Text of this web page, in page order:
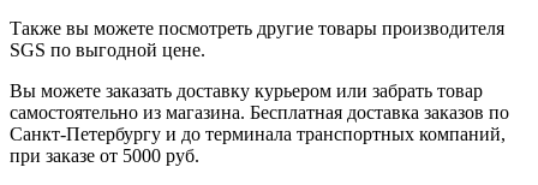
Также вы можете посмотреть другие товары производителя
SGS по выгодной цене.
Вы можете заказать доставку курьером или забрать товар
самостоятельно из магазина. Бесплатная доставка заказов по
Санкт-Петербургу и до терминала транспортных компаний,
при заказе от 5000 руб.